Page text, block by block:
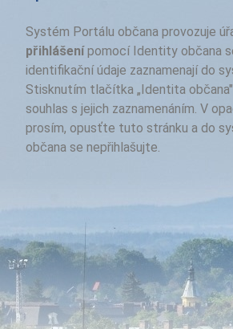
Systém Portálu občana provozuje
přihlášenípomocí Identity občana
identifikační údaje zaznamenají do
Stisknutím tlačítka „Identita
souhlas s jejich zaznamenáním. V
prosím, opusťte tuto stránku a do
občana se nepřihlašujte.